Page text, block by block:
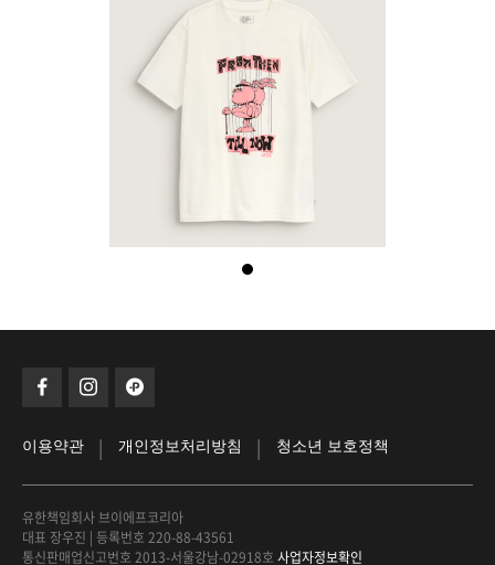
이용약관 | 개인정보처리방침 | 청소년 보호정책
유한책임회사 브이에프코리아
대표 장우진 | 등록번호 220-88-43561
통신판매업신고번호 2013-서울강남-02918호 사업자정보확인